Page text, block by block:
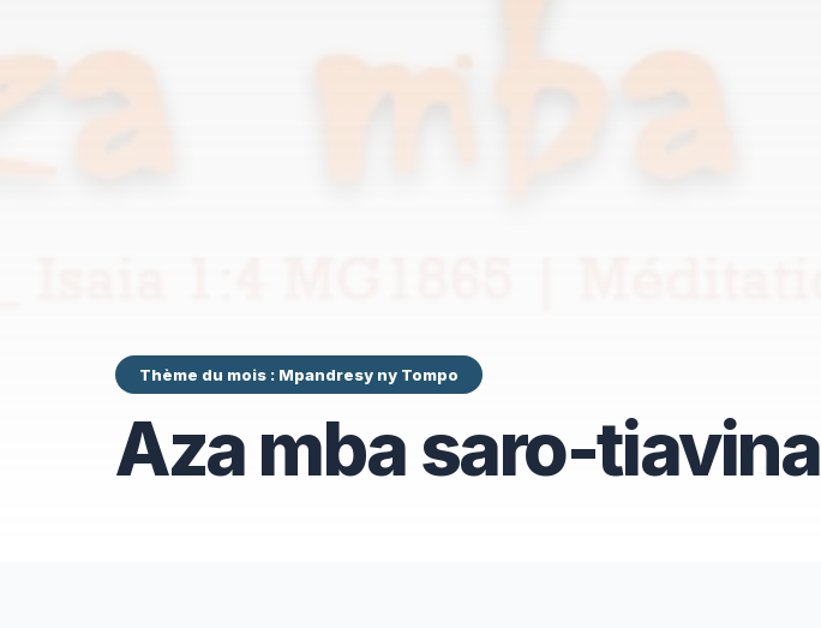
Thème du mois : Mpandresy ny Tompo
Aza mba saro-tiavina